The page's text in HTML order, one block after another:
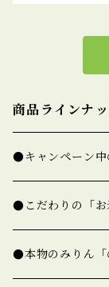
商品ラインナ
●キャンペーン中
●こだわりの「お
★精白米（一覧）
●本物のみりん「